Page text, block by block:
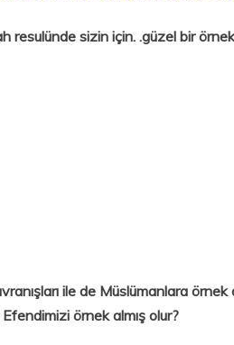
resulünde sizin için. .güzel bir
ile de Müslümanlara
örnek almış olur?